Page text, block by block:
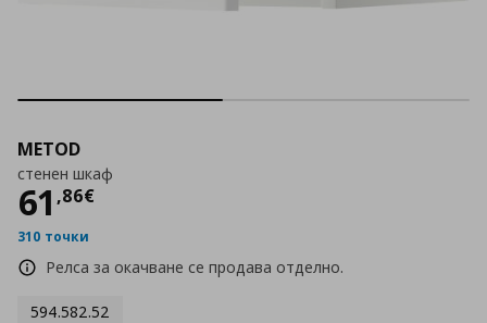
METOD
стенен шкаф
61 ,86€
Цена
310 точки
Релса за окачване се продава отделно.
594.582.52